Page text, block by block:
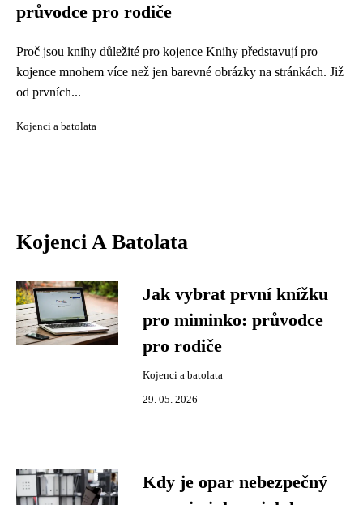
průvodce pro rodiče
Proč jsou knihy důležité pro kojence Knihy představují pro
kojence mnohem více než jen barevné obrázky na stránkách. Již
od prvních...
Kojenci a batolata
Kojenci A Batolata
Jak vybrat první knížku
pro miminko: průvodce
pro rodiče
Kojenci a batolata
29. 05. 2026
Kdy je opar nebezpečný